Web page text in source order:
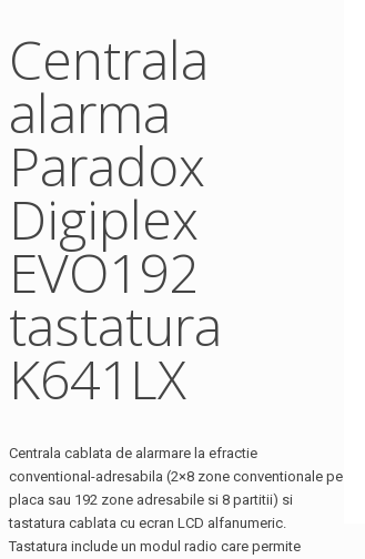
Centrala
alarma
Paradox
Digiplex
EVO192
tastatura
K641LX
Centrala cablata de alarmare la efractie
conventional-adresabila (2×8 zone conventionale pe
placa sau 192 zone adresabile si 8 partitii) si
tastatura cablata cu ecran LCD alfanumeric.
Tastatura include un modul radio care permite